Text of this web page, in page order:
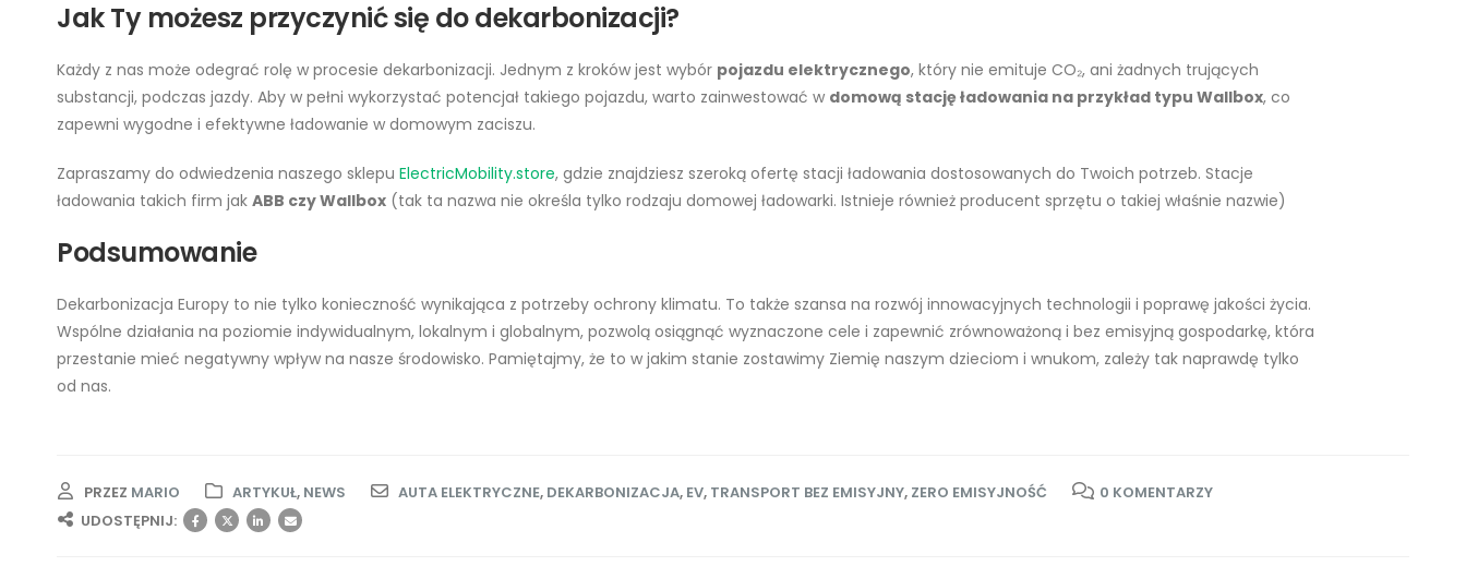
Jak Ty możesz przyczynić się do dekarbonizacji?
Każdy z nas może odegrać rolę w procesie dekarbonizacji. Jednym z kroków jest wybór pojazdu elektrycznego, który nie emituje CO₂, ani żadnych trujących
substancji, podczas jazdy. Aby w pełni wykorzystać potencjał takiego pojazdu, warto zainwestować w domową stację ładowania na przykład typu Wallbox, co
zapewni wygodne i efektywne ładowanie w domowym zaciszu.
Zapraszamy do odwiedzenia naszego sklepu ElectricMobility.store, gdzie znajdziesz szeroką ofertę stacji ładowania dostosowanych do Twoich potrzeb. Stacje
ładowania takich firm jak ABB czy Wallbox (tak ta nazwa nie określa tylko rodzaju domowej ładowarki. Istnieje również producent sprzętu o takiej właśnie nazwie)
Podsumowanie
Dekarbonizacja Europy to nie tylko konieczność wynikająca z potrzeby ochrony klimatu. To także szansa na rozwój innowacyjnych technologii i poprawę jakości życia.
Wspólne działania na poziomie indywidualnym, lokalnym i globalnym, pozwolą osiągnąć wyznaczone cele i zapewnić zrównoważoną i bez emisyjną gospodarkę, która
przestanie mieć negatywny wpływ na nasze środowisko. Pamiętajmy, że to w jakim stanie zostawimy Ziemię naszym dzieciom i wnukom, zależy tak naprawdę tylko
od nas.
PRZEZ MARIO ARTYKUŁ, NEWS AUTA ELEKTRYCZNE, DEKARBONIZACJA, EV, TRANSPORT BEZ EMISYJNY, ZERO EMISYJNOŚĆ
0 KOMENTARZY
UDOSTĘPNIJ: